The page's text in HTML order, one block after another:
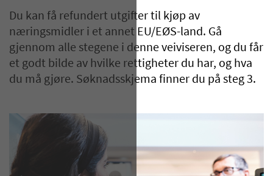
Du kan få refundert utgifter til kjøp av
næringsmidler i et annet EU/EØS-land. Gå
gjennom alle stegene i denne veiviseren, og du får
et godt bilde av hvilke rettigheter du har, og hva
du må gjøre. Søknadsskjema finner du på steg 3.